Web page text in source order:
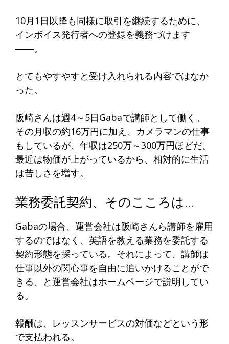
10月1日以降も同様に取引を継続するために、
インボイス発行者への登録を義務づけます
――。
とてもやすやすと受け入れられる内容ではなか
った。
阪崎さんは週4～5日Gabaで講師として働く。
その月収の約16万円に加え、カメラマンの仕事
もしているが、年収は250万～300万円ほどだ。
最近は物価が上がっているから、相対的に生活
は苦しさを増す。
業務委託契約、そのこころは…
Gabaの場合、運営会社は阪崎さんら講師を雇用
するのではなく、英語を教える業務を委託する
契約形態を採っている。それによって、講師は
仕事以外の関心事を自由に追いかけることがで
きる、と運営会社はホームページで説明してい
る。
報酬は、レッスンサービスの対価などという形
で支払われる。